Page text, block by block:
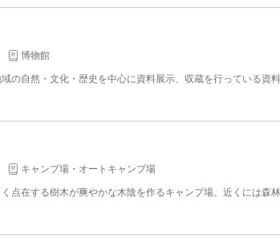
博物館
キャンプ場・オートキャンプ場